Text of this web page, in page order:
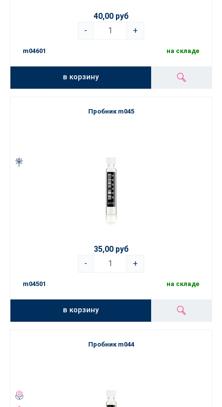
40,00 руб
-
+
m04601 на складе
в корзину
Пробник m045
35,00 руб
-
+
m04501 на складе
в корзину
Пробник m044